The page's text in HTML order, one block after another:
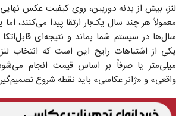
لنز، بیش از بدنه دوربین، روی کیفیت عکس نهایی
معمولاً هر چند سال یک‌بار ارتقا پیدا می‌کنند،
سال‌ها در سیستم شما بماند و نتیجه‌ای قابل‌اتکا
یکی از اشتباهات رایج این است که انتخاب
میلی‌متر یا صرفاً بر اساس قیمت انجام
واقعی» و «ژانر عکاسی» باید نقطه شروع